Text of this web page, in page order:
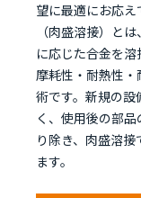
望に最適にお応
（肉盛溶接）と
に応じた合金を
摩耗性・耐熱性
術です。新規の
く、使用後の部
り除き、肉盛溶
ます。